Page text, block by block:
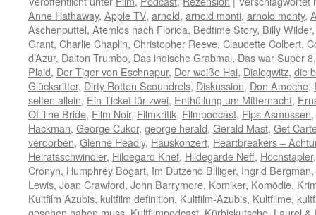
Anne Hathaway, Apple TV, arnold, arnold monti, arnold monty,
Aschenputtel, Atemlos nach Florida, Bedtime Story, Billy Wilder
Grant, Charlie Chaplin, Christopher Reeve, Claudette Colbert,
d’Azur, Dalton Trumbo, Das indische Grabmal, Das war Super 8
Plaid, Der Tiger von Eschnapur, Der weiße Hai, Dialogwitz, die
Glücksritter, Dirty Rotten Scoundrels, Diskussion, Don Ameche,
selten allein, Ein Ticket für zwei, Enthüllung um Mitternacht,
Of The Bride, Film Noir, Filmkritik, Filmpodcast, Fips Asmussen,
Hackman, George Cukor, george herald, Gerald Mast, Get
verdorben, Glenne Headly, Hauskonzert, Heartbreakers –
Heiratsschwindler, Hildegard Knef, Hildegarde Neff, Hochstapler
Cronyn, Humphrey Bogart, Im Dutzend Billiger, Ingrid Bergman,
Lewis, Joan Crawford, John Barrymore, Komiker, Komödie,
Kultfilm Azubis, kultfilm definition, Kultfilm-Azubis, Kultfilme,